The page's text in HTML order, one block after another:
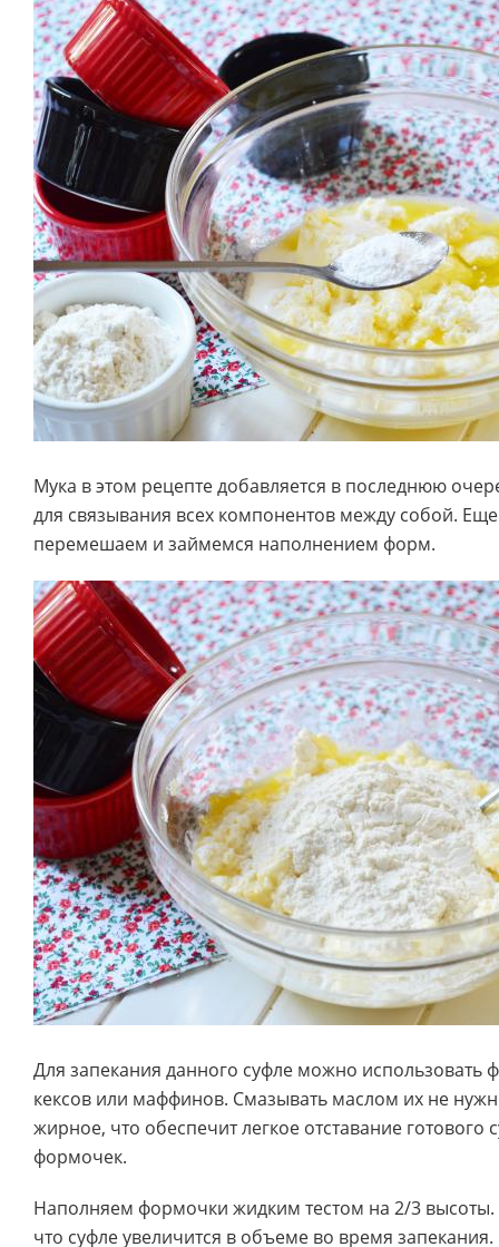
Мука в этом рецепте добавляется в последнюю
для связывания всех компонентов между собой.
перемешаем и займемся наполнением форм.
Для запекания данного суфле можно
кексов или маффинов. Смазывать маслом их не
жирное, что обеспечит легкое отставание готового
формочек.
Наполняем формочки жидким тестом на 2/3
что суфле увеличится в объеме во время запекания.